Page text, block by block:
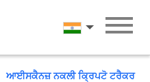
पंजाबी
ਆਈਸਕੈਨਜ਼ ਨਕਲੀ ਕ੍ਰਿਪਟੋ ਟਰੈਕਰ